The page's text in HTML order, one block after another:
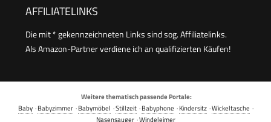
AFFILIATELINKS
Die mit * gekennzeichneten Links sind sog. Affiliatelinks.
Als Amazon-Partner verdiene ich an qualifizierten Käufen!
Weitere thematisch passende Portale:
Baby·Babyzimmer·Babymöbel ·Stillzeit·Babyphone ·Kindersitz·Wickeltasche ·
Nasensauger·Windeleimer